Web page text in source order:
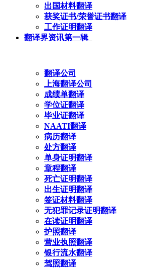
出国材料翻译
获奖证书/荣誉证书翻译
工作证明翻译
翻译界资讯第一辑
翻译公司
上海翻译公司
成绩单翻译
学位证翻译
毕业证翻译
NAATI翻译
病历翻译
处方翻译
单身证明翻译
章程翻译
死亡证明翻译
出生证明翻译
签证材料翻译
无犯罪记录证明翻译
在读证明翻译
护照翻译
营业执照翻译
银行流水翻译
驾照翻译